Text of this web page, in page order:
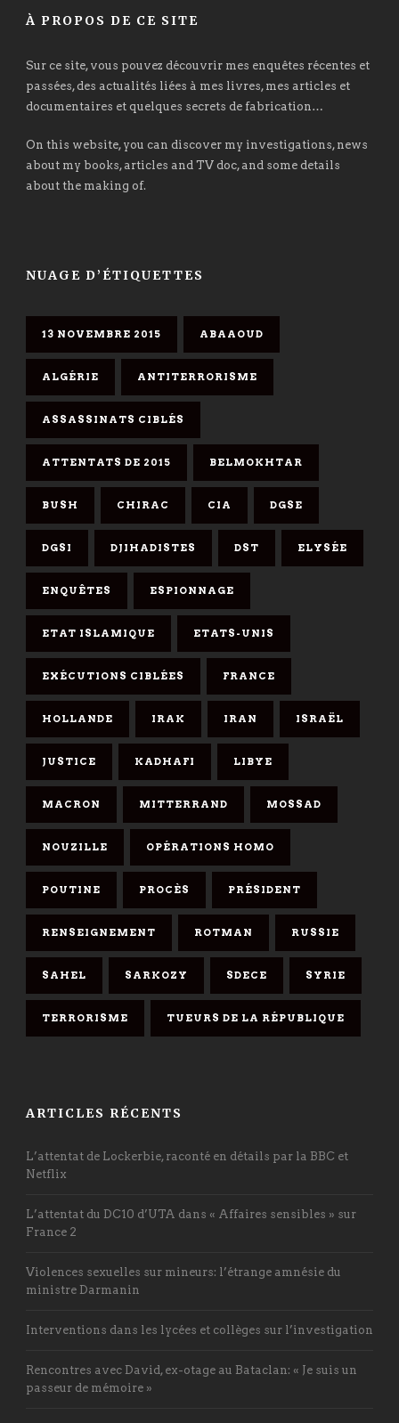
À PROPOS DE CE SITE
Sur ce site, vous pouvez découvrir mes enquêtes récentes et
passées, des actualités liées à mes livres, mes articles et
documentaires et quelques secrets de fabrication…
On this website, you can discover my investigations, news
about my books, articles and TV doc, and some details
about the making of.
NUAGE D’ÉTIQUETTES
13 NOVEMBRE 2015 ABAAOUD
ALGÉRIE ANTITERRORISME
ASSASSINATS CIBLÉS
ATTENTATS DE 2015 BELMOKHTAR
BUSH CHIRAC CIA DGSE
DGSI DJIHADISTES DST ELYSÉE
ENQUÊTES ESPIONNAGE
ETAT ISLAMIQUE ETATS-UNIS
EXÉCUTIONS CIBLÉES FRANCE
HOLLANDE IRAK IRAN ISRAËL
JUSTICE KADHAFI LIBYE
MACRON MITTERRAND MOSSAD
NOUZILLE OPÉRATIONS HOMO
POUTINE PROCÈS PRÉSIDENT
RENSEIGNEMENT ROTMAN RUSSIE
SAHEL SARKOZY SDECE SYRIE
TERRORISME TUEURS DE LA RÉPUBLIQUE
ARTICLES RÉCENTS
L’attentat de Lockerbie, raconté en détails par la BBC et
Netflix
L’attentat du DC10 d’UTA dans « Affaires sensibles » sur
France 2
Violences sexuelles sur mineurs: l’étrange amnésie du
ministre Darmanin
Interventions dans les lycées et collèges sur l’investigation
Rencontres avec David, ex-otage au Bataclan: « Je suis un
passeur de mémoire »